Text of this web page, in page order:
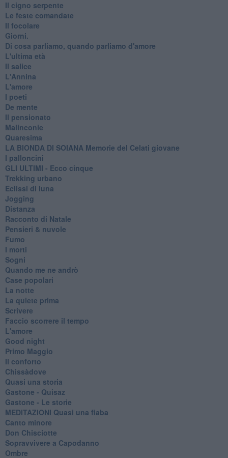
Il cigno serpente
Le feste comandate
Il focolare
Giorni.
Di cosa parliamo, quando parliamo d'amore
L'ultima età
Il salice
L'Annina
L'amore
I poeti
De mente
Il pensionato
Malinconie
Quaresima
LA BIONDA DI SOIANA Memorie del Celati giovane
I palloncini
GLI ULTIMI - Ecco cinque
Trekking urbano
Eclissi di luna
Jogging
Distanza
Racconto di Natale
Pensieri & nuvole
Fumo
I morti
Sogni
Quando me ne andrò
Case popolari
La notte
La quiete prima
Scrivere
Faccio scorrere il tempo
L'amore
Good night
Primo Maggio
Il conforto
Chissàdove
Quasi una storia
Gastone - Quisaz
Gastone - Le storie
MEDITAZIONI Quasi una fiaba
Canto minore
Don Chisciotte
Sopravvivere a Capodanno
Ombre